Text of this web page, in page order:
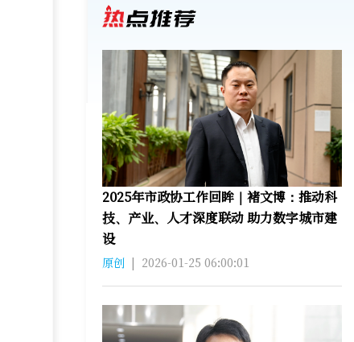
2025年市政协工作回眸｜褚文博：推动科
技、产业、人才深度联动 助力数字城市建
设
原创 | 2026-01-25 06:00:01